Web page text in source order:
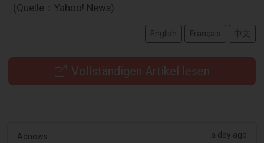
(Quelle：Yahoo! News)
English Français 中文
Vollständigen Artikel lesen
Adnews a day ago